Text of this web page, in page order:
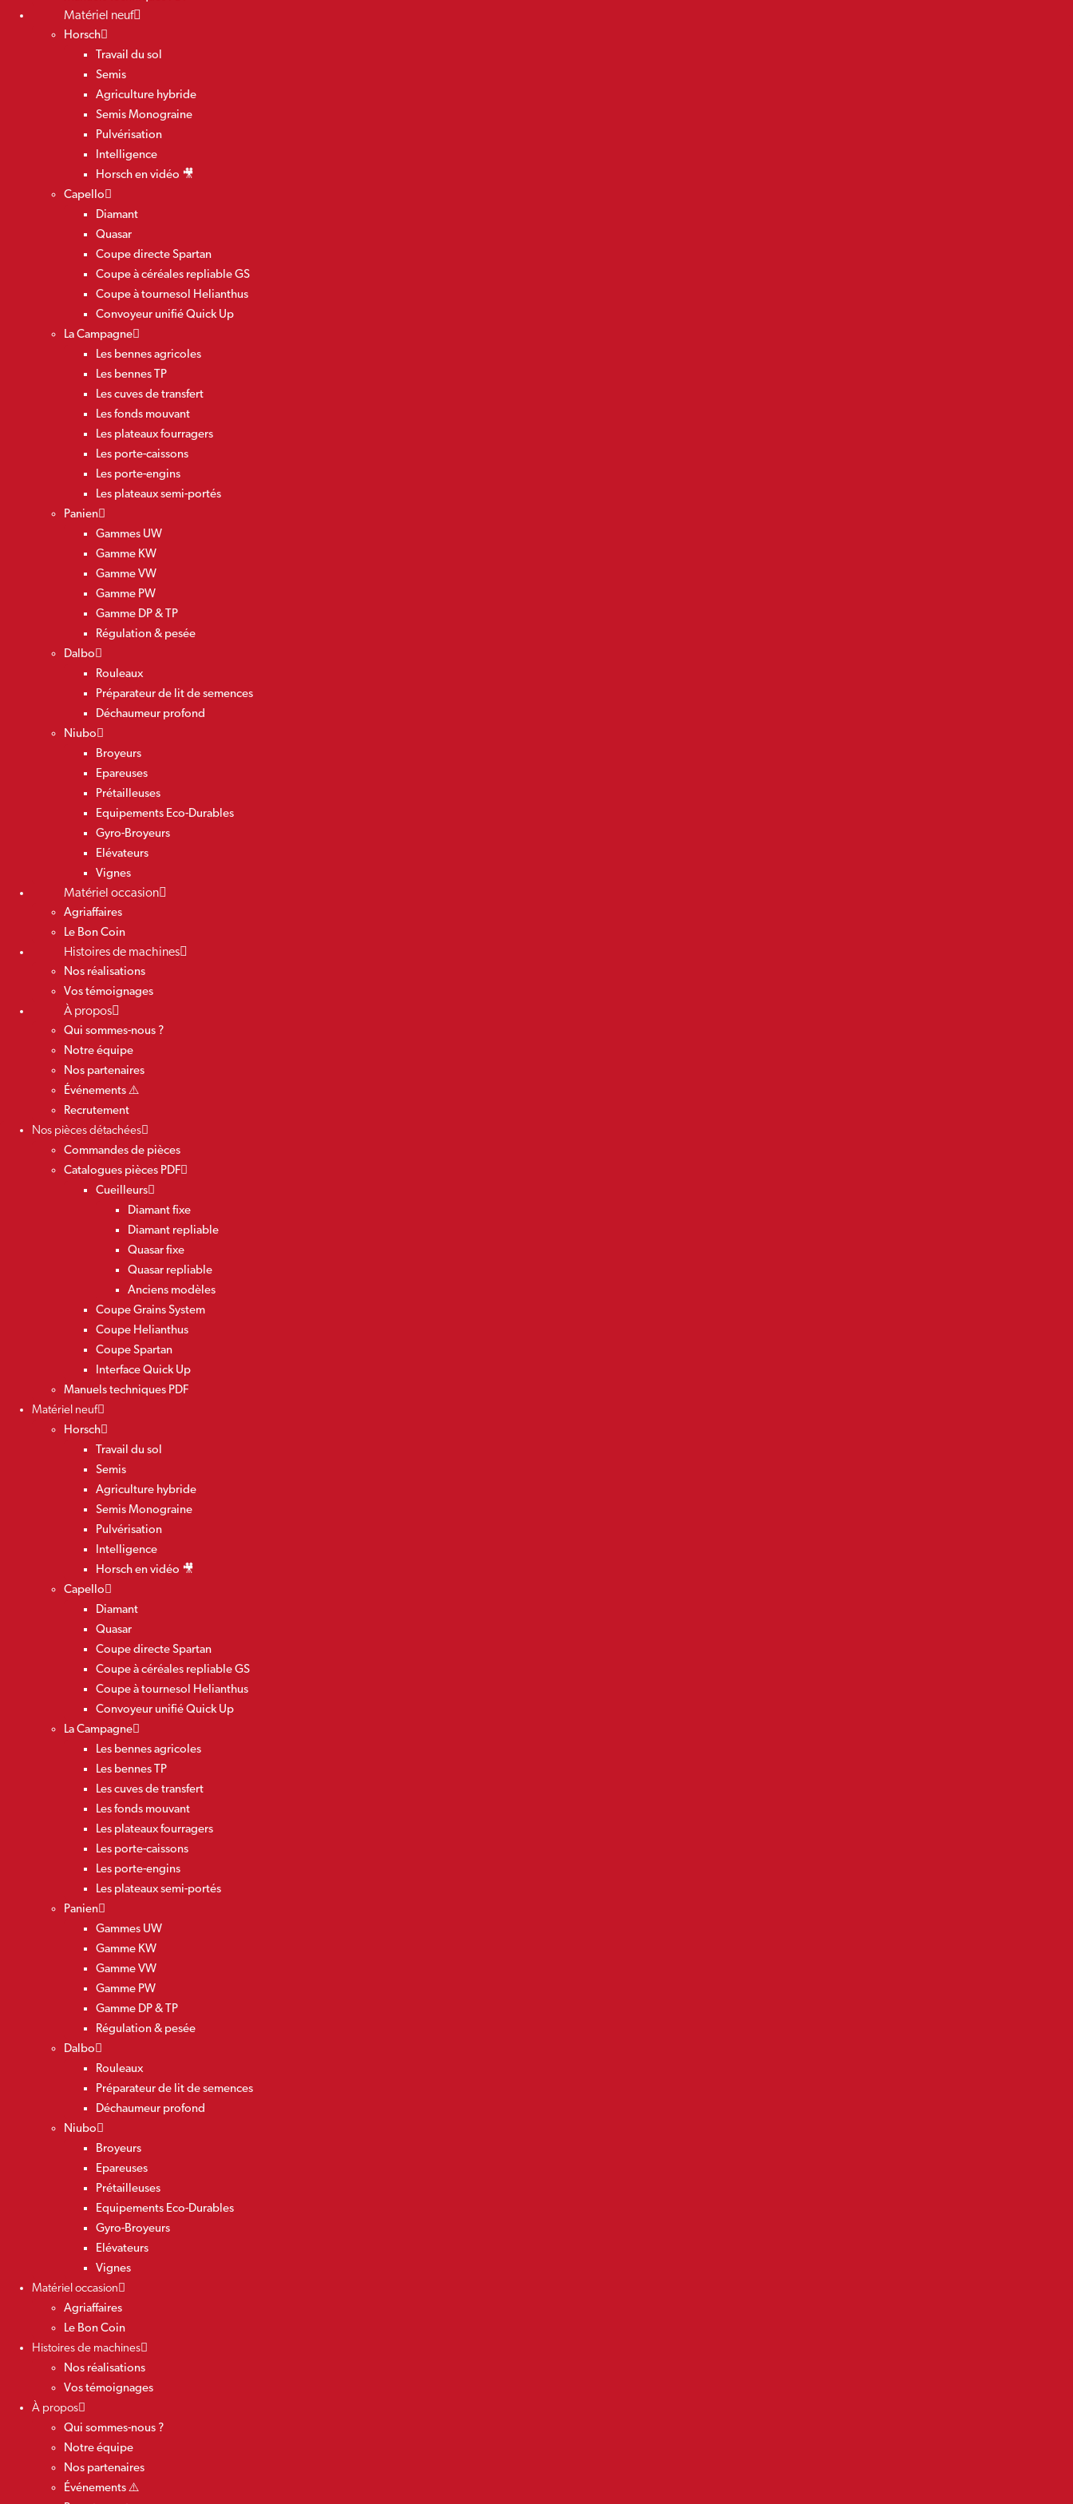
Matériel neuf
Horsch
Travail du sol
Semis
Agriculture hybride
Semis Monograine
Pulvérisation
Intelligence
Horsch en vidéo 🎥
Capello
Diamant
Quasar
Coupe directe Spartan
Coupe à céréales repliable GS
Coupe à tournesol Helianthus
Convoyeur unifié Quick Up
La Campagne
Les bennes agricoles
Les bennes TP
Les cuves de transfert
Les fonds mouvant
Les plateaux fourragers
Les porte-caissons
Les porte-engins
Les plateaux semi-portés
Panien
Gammes UW
Gamme KW
Gamme VW
Gamme PW
Gamme DP & TP
Régulation & pesée
Dalbo
Rouleaux
Préparateur de lit de semences
Déchaumeur profond
Niubo
Broyeurs
Epareuses
Prétailleuses
Equipements Eco-Durables
Gyro-Broyeurs
Elévateurs
Vignes
Matériel occasion
Agriaffaires
Le Bon Coin
Histoires de machines
Nos réalisations
Vos témoignages
À propos
Qui sommes-nous ?
Notre équipe
Nos partenaires
Événements ⚠️
Recrutement
Nos pièces détachées
Commandes de pièces
Catalogues pièces PDF
Cueilleurs
Diamant fixe
Diamant repliable
Quasar fixe
Quasar repliable
Anciens modèles
Coupe Grains System
Coupe Helianthus
Coupe Spartan
Interface Quick Up
Manuels techniques PDF
Matériel neuf
Horsch
Travail du sol
Semis
Agriculture hybride
Semis Monograine
Pulvérisation
Intelligence
Horsch en vidéo 🎥
Capello
Diamant
Quasar
Coupe directe Spartan
Coupe à céréales repliable GS
Coupe à tournesol Helianthus
Convoyeur unifié Quick Up
La Campagne
Les bennes agricoles
Les bennes TP
Les cuves de transfert
Les fonds mouvant
Les plateaux fourragers
Les porte-caissons
Les porte-engins
Les plateaux semi-portés
Panien
Gammes UW
Gamme KW
Gamme VW
Gamme PW
Gamme DP & TP
Régulation & pesée
Dalbo
Rouleaux
Préparateur de lit de semences
Déchaumeur profond
Niubo
Broyeurs
Epareuses
Prétailleuses
Equipements Eco-Durables
Gyro-Broyeurs
Elévateurs
Vignes
Matériel occasion
Agriaffaires
Le Bon Coin
Histoires de machines
Nos réalisations
Vos témoignages
À propos
Qui sommes-nous ?
Notre équipe
Nos partenaires
Événements ⚠️